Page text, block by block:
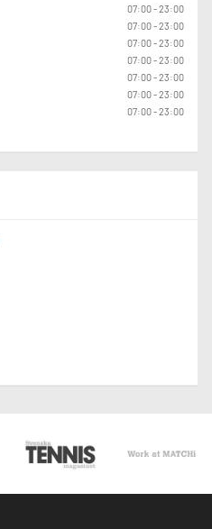
07:00 - 23:00
07:00 - 23:00
07:00 - 23:00
07:00 - 23:00
07:00 - 23:00
07:00 - 23:00
07:00 - 23:00